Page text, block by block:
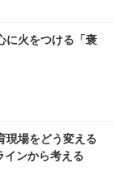
に火をつける「褒
現場をどう変える
インから考える